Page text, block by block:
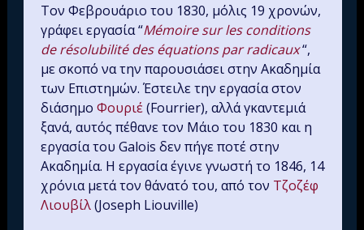
Τον Φεβρουάριο του 1830, μόλις 19 χρονών,
γράφει εργασία “Mémoire sur les conditions
de résolubilité des équations par radicaux“,
με σκοπό να την παρουσιάσει στην Ακαδημία
των Επιστημών. Έστειλε την εργασία στον
διάσημο Φουριέ(Fourrier), αλλά γκαντεμιά
ξανά, αυτός πέθανε τον Μάιο του 1830 και η
εργασία του Galois δεν πήγε ποτέ στην
Ακαδημία. Η εργασία έγινε γνωστή το 1846, 14
χρόνια μετά τον θάνατό του, από τον Τζοζέφ
Λιουβίλ(Joseph Liouville)